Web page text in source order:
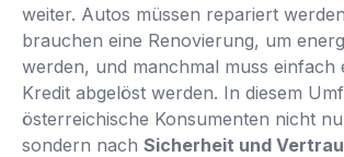
weiter. Autos müssen repariert
brauchen eine Renovierung, um
werden, und manchmal muss einfach
Kredit abgelöst werden. In diesem
österreichische Konsumenten nicht
sondern nach Sicherheit und